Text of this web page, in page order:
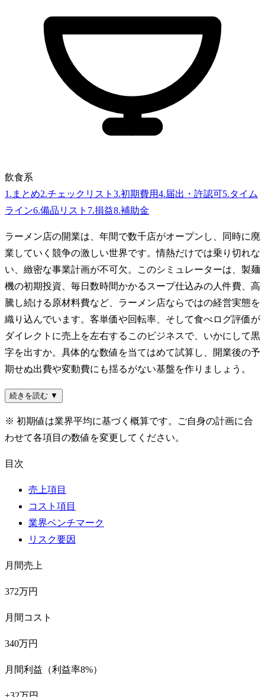
飲食系
1 . まとめ2.チェックリスト 3.初期費用4.届出・許認可5.タイム
ライン6.備品リスト 7.損益8.補助金
ラーメン店の開業は、年間で数千店がオープンし、同時に廃
業していく競争の激しい世界です。情熱だけでは乗り切れな
い、緻密な事業計画が不可欠。このシミュレーターは、製麺
機の初期投資、毎日数時間かかるスープ仕込みの人件費、高
騰し続ける原材料費など、ラーメン店ならではの経営実態を
織り込んでいます。客単価や回転率、そして食べログ評価が
ダイレクトに売上を左右するこのビジネスで、いかにして黒
字を出すか。具体的な数値を当てはめて試算し、開業後の予
期せぬ出費や変動費にも揺るがない基盤を作りましょう。
続きを読む ▼
※ 初期値は業界平均に基づく概算です。ご自身の計画に合
わせて各項目の数値を変更してください。
目次
売上項目
コスト項目
業界ベンチマーク
リスク要因
月間売上
372万円
月間コスト
340万円
月間利益（利益率8%）